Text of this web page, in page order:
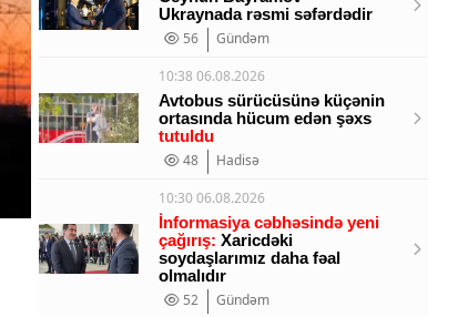
Ukraynada rəsmi səfərdədir
56
Gündəm
10:38 06.08.2026
Avtobus sürücüsünə küçənin
ortasında hücum edən şəxs
tutuldu
48
Hadisə
10:30 06.08.2026
İnformasiya cəbhəsində yeni
çağırış: Xaricdəki
soydaşlarımız daha fəal
olmalıdır
52
Gündəm